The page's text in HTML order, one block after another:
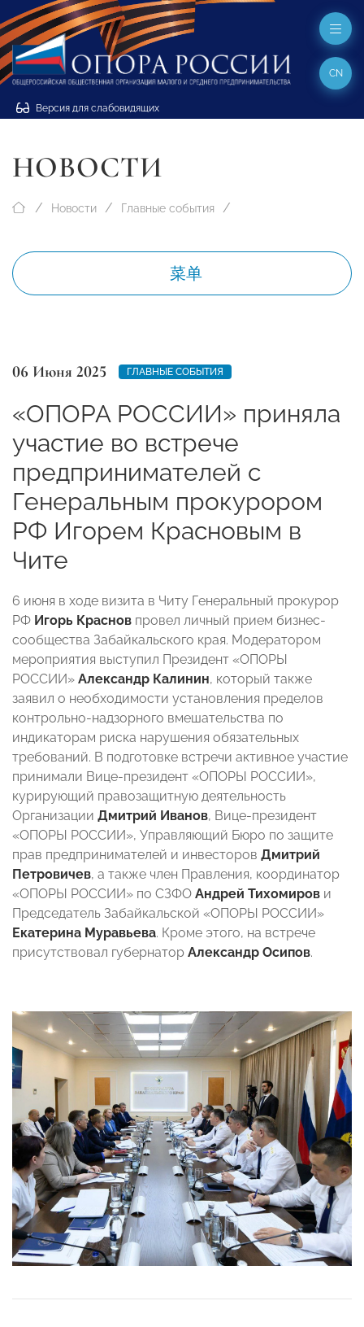
Версия для слабовидящих
CN
НОВОСТИ
Новости Главные события
菜单
06 Июня 2025 ГЛАВНЫЕ СОБЫТИЯ
«ОПОРА РОССИИ» приняла
участие во встрече
предпринимателей с
Генеральным прокурором
РФ Игорем Красновым в
Чите
6 июня в ходе визита в Читу Генеральный прокурор
РФ Игорь Краснов провел личный прием бизнес-
сообщества Забайкальского края. Модератором
мероприятия выступил Президент «ОПОРЫ
РОССИИ» Александр Калинин, который также
заявил о необходимости установления пределов
контрольно-надзорного вмешательства по
индикаторам риска нарушения обязательных
требований. В подготовке встречи активное участие
принимали Вице-президент «ОПОРЫ РОССИИ»,
курирующий правозащитную деятельность
Организации Дмитрий Иванов, Вице-президент
«ОПОРЫ РОССИИ», Управляющий Бюро по защите
прав предпринимателей и инвесторов Дмитрий
Петровичев, а также член Правления, координатор
«ОПОРЫ РОССИИ» по СЗФО Андрей Тихомиров и
Председатель Забайкальской «ОПОРЫ РОССИИ»
Екатерина Муравьева. Кроме этого, на встрече
присутствовал губернатор Александр Осипов.